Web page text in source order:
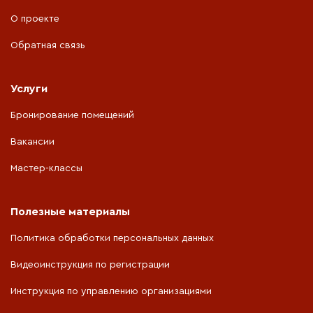
О проекте
Обратная связь
Услуги
Бронирование помещений
Вакансии
Мастер-классы
Полезные материалы
Политика обработки персональных данных
Видеоинструкция по регистрации
Инструкция по управлению организациями